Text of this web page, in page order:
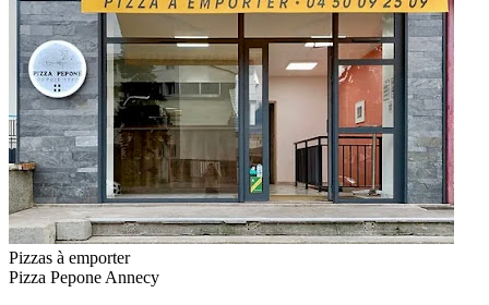
Pizzas à emporter
Pizza Pepone Annecy